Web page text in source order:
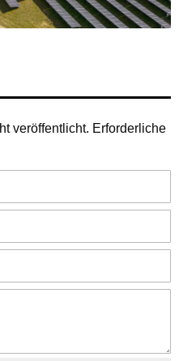
veröffentlicht. Erforderliche